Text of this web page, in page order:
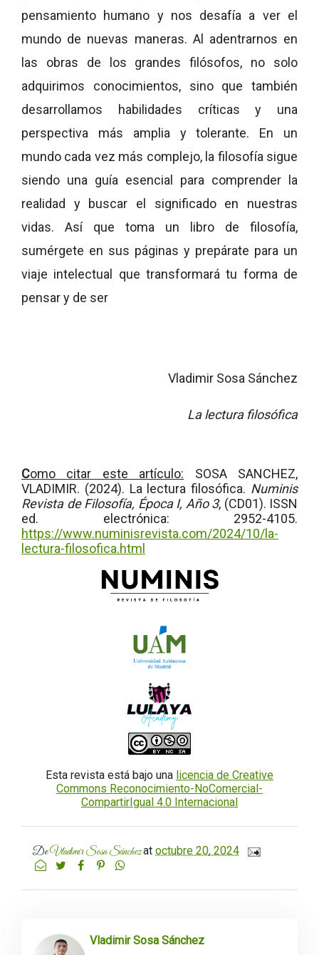
pensamiento humano y nos desafía a ver el
mundo de nuevas maneras. Al adentrarnos en
las obras de los grandes filósofos, no solo
adquirimos conocimientos, sino que también
desarrollamos habilidades críticas y una
perspectiva más amplia y tolerante. En un
mundo cada vez más complejo, la filosofía sigue
siendo una guía esencial para comprender la
realidad y buscar el significado en nuestras
vidas. Así que toma un libro de filosofía,
sumérgete en sus páginas y prepárate para un
viaje intelectual que transformará tu forma de
pensar y de ser
Vladimir Sosa Sánchez
La lectura filosófica
Como citar este artículo: SOSA SANCHEZ,
VLADIMIR. (2024). La lectura filosófica. Numinis
Revista de Filosofía, Época I, Año 3, (CD01). ISSN
ed. electrónica: 2952-4105.
https://www.numinisrevista.com/2024/10/la-
lectura-filosofica.html
Esta revista está bajo una licencia de Creative
Commons Reconocimiento-NoComercial-
CompartirIgual 4.0 Internacional
DeVladimir Sosa Sánchezat octubre 20, 2024
Vladimir Sosa Sánchez